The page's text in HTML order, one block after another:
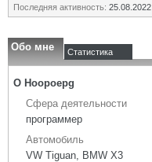
Последняя активность: 25.08.2022
Обо мне Статистика
О Hoopoepg
Сфера деятельности
программер
Автомобиль
VW Tiguan, BMW X3